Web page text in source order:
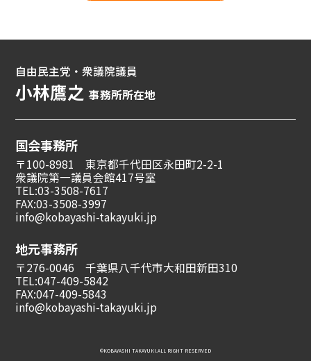
自由民主党・衆議院議員
小林鷹之事務所所在地
国会事務所
〒100-8981 東京都千代田区永田町2-2-1
衆議院第一議員会館417号室
TEL:03-3508-7617
FAX:03-3508-3997
info@kobayashi-takayuki.jp
地元事務所
〒276-0046 千葉県八千代市大和田新田310
TEL:047-409-5842
FAX:047-409-5843
info@kobayashi-takayuki.jp
©︎KOBAYASHI TAKAYUKI.ALL RIGHT RESERVED